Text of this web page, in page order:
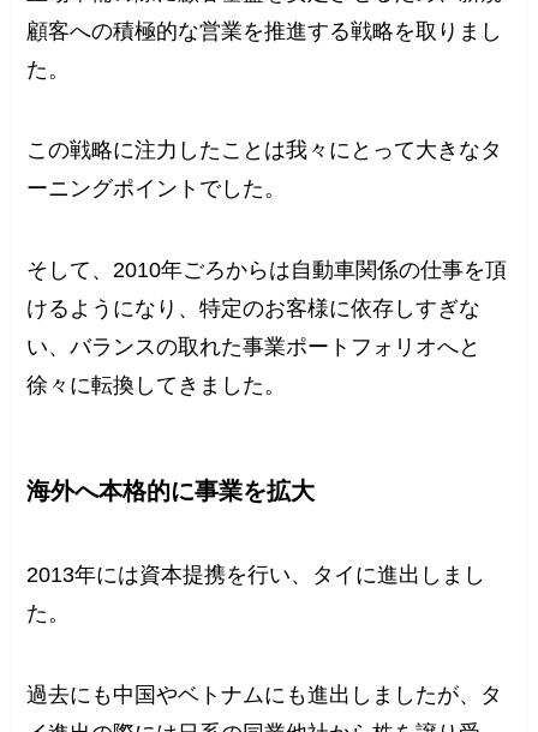
顧客への積極的な営業を推進する戦略を取りまし
た。
この戦略に注力したことは我々にとって大きなタ
ーニングポイントでした。
そして、2010年ごろからは自動車関係の仕事を頂
けるようになり、特定のお客様に依存しすぎな
い、バランスの取れた事業ポートフォリオへと
徐々に転換してきました。
海外へ本格的に事業を拡大
2013年には資本提携を行い、タイに進出しまし
た。
過去にも中国やベトナムにも進出しましたが、タ